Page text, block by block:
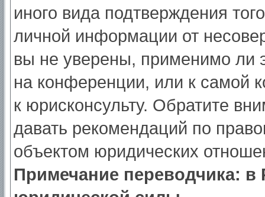
иного вида подтверждения
личной информации от
вы не уверены, применимо ли
на конференции, или к самой
к юрисконсульту. Обратите
давать рекомендаций по
объектом юридических
Примечание переводчика: в